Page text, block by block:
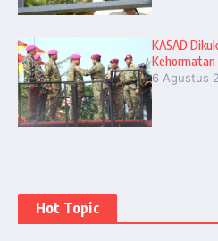
KASAD
Kehormatan
6 Agustus
Hot Topic